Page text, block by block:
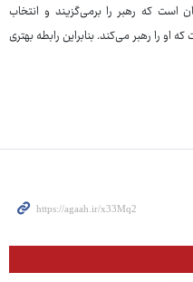
است که رهبر را برمی‌گزیند و انتخاب
او را رهبر می‌کند. بنابراین رابطه بهتری